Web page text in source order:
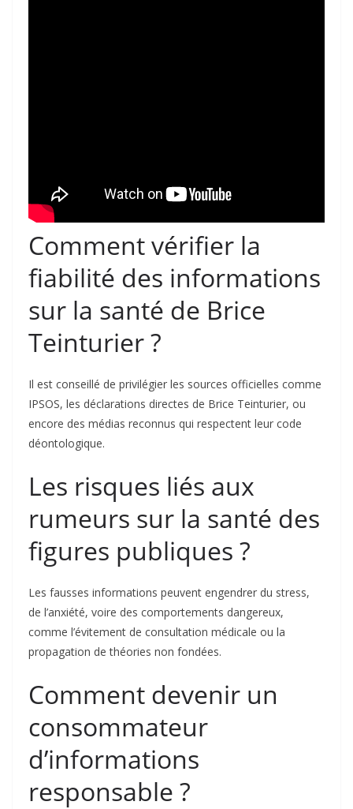
Comment vérifier la
fiabilité des informations
sur la santé de Brice
Teinturier ?
Il est conseillé de privilégier les sources officielles comme
IPSOS, les déclarations directes de Brice Teinturier, ou
encore des médias reconnus qui respectent leur code
déontologique.
Les risques liés aux
rumeurs sur la santé des
figures publiques ?
Les fausses informations peuvent engendrer du stress,
de l’anxiété, voire des comportements dangereux,
comme l’évitement de consultation médicale ou la
propagation de théories non fondées.
Comment devenir un
consommateur
d’informations
responsable ?